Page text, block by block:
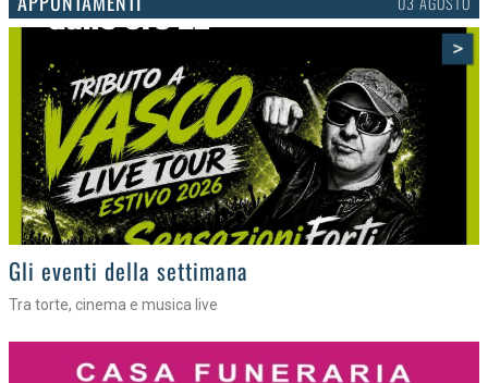
>
Gli eventi della settimana
Tra torte, cinema e musica live